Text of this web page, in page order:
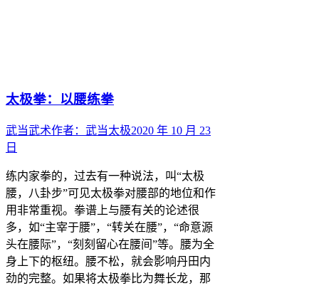
太极拳：以腰练拳
武当武术作者： 武当太极2020 年 10 月 23
日
练内家拳的，过去有一种说法，叫“太极
腰，八卦步”可见太极拳对腰部的地位和作
用非常重视。拳谱上与腰有关的论述很
多，如“主宰于腰”，“转关在腰”，“命意源
头在腰际”，“刻刻留心在腰间”等。腰为全
身上下的枢纽。腰不松，就会影响丹田内
劲的完整。如果将太极拳比为舞长龙，那